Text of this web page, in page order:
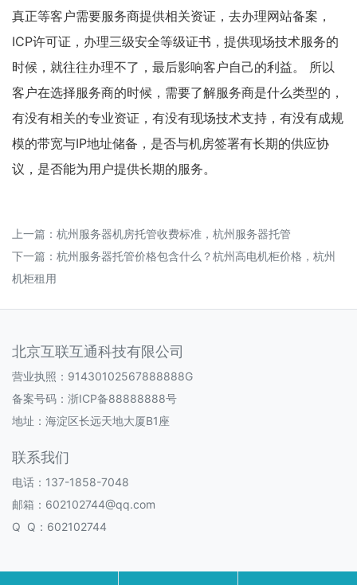
真正等客户需要服务商提供相关资证，去办理网站备案，
ICP许可证，办理三级安全等级证书，提供现场技术服务的
时候，就往往办理不了，最后影响客户自己的利益。 所以
客户在选择服务商的时候，需要了解服务商是什么类型的，
有没有相关的专业资证，有没有现场技术支持，有没有成规
模的带宽与IP地址储备，是否与机房签署有长期的供应协
议，是否能为用户提供长期的服务。
上一篇： 杭州服务器机房托管收费标准，杭州服务器托管
下一篇： 杭州服务器托管价格包含什么？杭州高电机柜价格，杭州
机柜租用
北京互联互通科技有限公司
营业执照：91430102567888888G
备案号码： 浙ICP备88888888号
地址：海淀区长远天地大厦B1座
联系我们
电话：137-1858-7048
邮箱：602102744@qq.com
Q Q：602102744